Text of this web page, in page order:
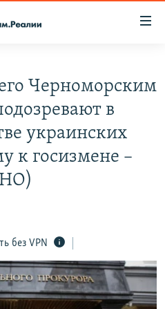
ИСТОРИЙ СОПРОТИВЛЕНИЯ
Черноморским
в
украинских
к госизмене –
без VPN